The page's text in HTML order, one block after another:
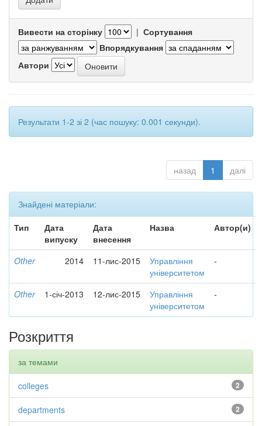
Вивести на сторінку | Сортування
Впорядкування
Автори
Результати 1-2 зі 2 (час пошуку: 0.001 секунди).
назад 1 далі
Знайдені матеріали:
Тип
Дата
випуску
Дата
внесення
Назва Автор(и)
Other 2014 11-лис-2015
Управління
університетом
-
Other 1-січ-2013 12-лис-2015
Управління
університетом
-
Розкриття
за темами
2
colleges
2
departments